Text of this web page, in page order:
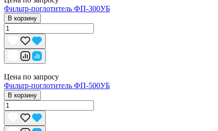
Фильтр-поглотитель ФП-300УБ
В корзину
Цена по запросу
Фильтр-поглотитель ФП-500УБ
В корзину